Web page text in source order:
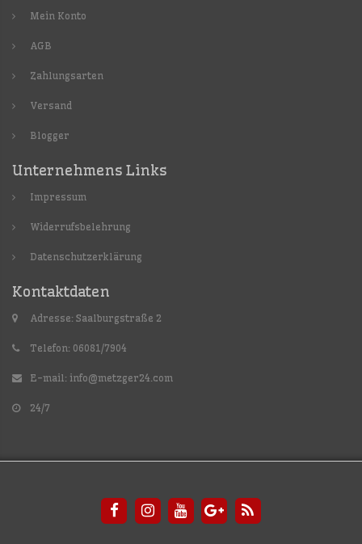
Mein Konto
AGB
Zahlungsarten
Versand
Blogger
Unternehmens Links
Impressum
Widerrufsbelehrung
Datenschutzerklärung
Kontaktdaten
Adresse: Saalburgstraße 2
Telefon: 06081/7904
E-mail: info@metzger24.com
24/7